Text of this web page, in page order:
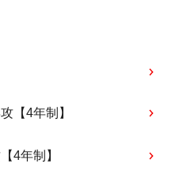
【4年制】
4年制】